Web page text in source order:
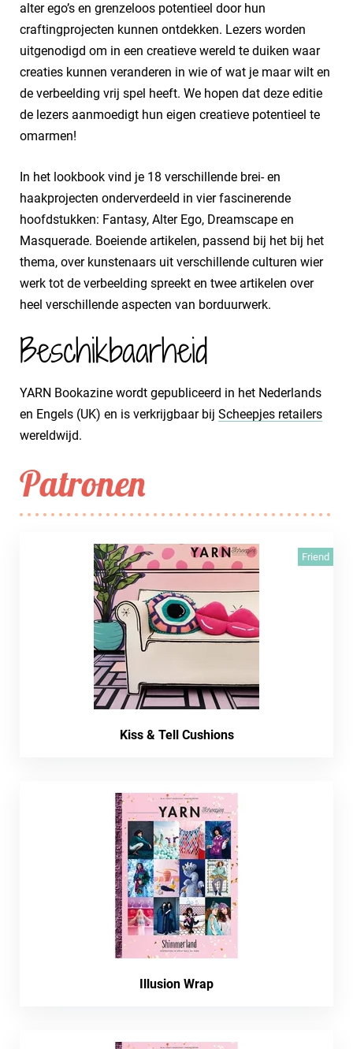
alter ego’s en grenzeloos potentieel door hun
craftingprojecten kunnen ontdekken. Lezers worden
uitgenodigd om in een creatieve wereld te duiken waar
creaties kunnen veranderen in wie of wat je maar wilt en
de verbeelding vrij spel heeft. We hopen dat deze editie
de lezers aanmoedigt hun eigen creatieve potentieel te
omarmen!
In het lookbook vind je 18 verschillende brei- en
haakprojecten onderverdeeld in vier fascinerende
hoofdstukken: Fantasy, Alter Ego, Dreamscape en
Masquerade. Boeiende artikelen, passend bij het bij het
thema, over kunstenaars uit verschillende culturen wier
werk tot de verbeelding spreekt en twee artikelen over
heel verschillende aspecten van borduurwerk.
Beschikbaarheid
YARN Bookazine wordt gepubliceerd in het Nederlands
en Engels (UK) en is verkrijgbaar bij Scheepjes retailers
wereldwijd.
Patronen
Friend
Kiss & Tell Cushions
Illusion Wrap